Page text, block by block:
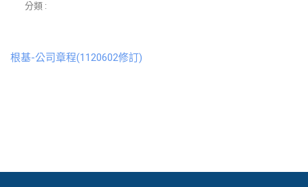
分類 :
根基-公司章程(1120602修訂)